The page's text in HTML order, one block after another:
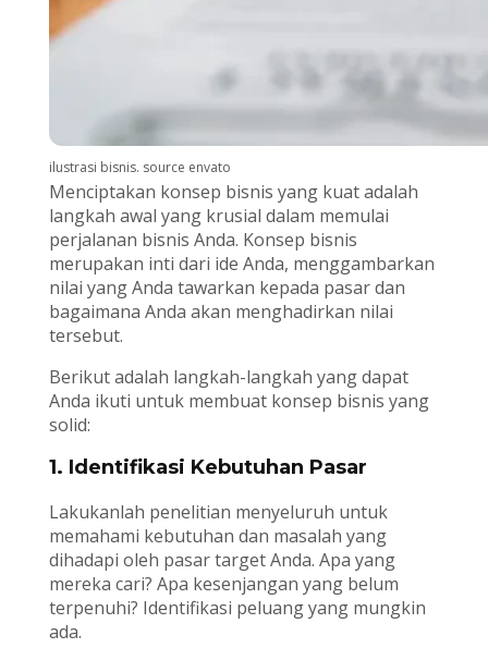
ilustrasi bisnis. source envato
Menciptakan konsep bisnis yang kuat adalah
langkah awal yang krusial dalam memulai
perjalanan bisnis Anda. Konsep bisnis
merupakan inti dari ide Anda, menggambarkan
nilai yang Anda tawarkan kepada pasar dan
bagaimana Anda akan menghadirkan nilai
tersebut.
Berikut adalah langkah-langkah yang dapat
Anda ikuti untuk membuat konsep bisnis yang
solid:
1. Identifikasi Kebutuhan Pasar
Lakukanlah penelitian menyeluruh untuk
memahami kebutuhan dan masalah yang
dihadapi oleh pasar target Anda. Apa yang
mereka cari? Apa kesenjangan yang belum
terpenuhi? Identifikasi peluang yang mungkin
ada.